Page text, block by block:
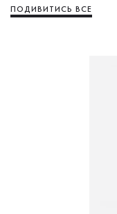
ПОДИВИТИСЬ ВСЕ